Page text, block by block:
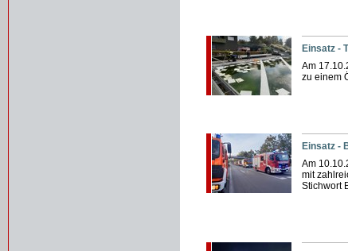
Einsatz -
Am
zu einem
Einsatz -
Am
mit
Stichwort